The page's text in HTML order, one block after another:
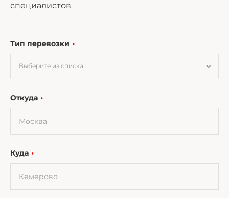
специалистов
Тип перевозки
Выберите из списка
Откуда
Куда